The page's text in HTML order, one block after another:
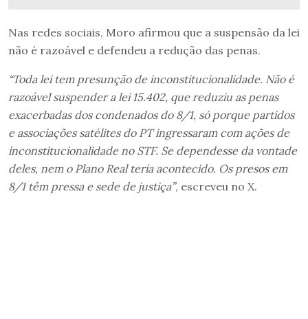
Nas redes sociais, Moro afirmou que a suspensão da lei
não é razoável e defendeu a redução das penas.
“Toda lei tem presunção de inconstitucionalidade. Não é
razoável suspender a lei 15.402, que reduziu as penas
exacerbadas dos condenados do 8/1, só porque partidos
e associações satélites do PT ingressaram com ações de
inconstitucionalidade no STF. Se dependesse da vontade
deles, nem o Plano Real teria acontecido. Os presos em
8/1 têm pressa e sede de justiça”, escreveu no X.